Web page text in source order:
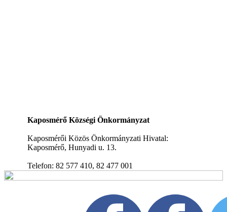
Kaposmérő Községi Önkormányzat
Kaposmérői Közös Önkormányzati Hivatal:
Kaposmérő, Hunyadi u. 13.
Telefon: 82 577 410, 82 477 001